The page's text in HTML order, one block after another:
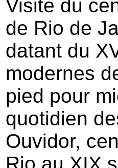
Visite du
de Rio de
datant du
modernes
pied pour
quotidien
Ouvidor,
Rio au XIX